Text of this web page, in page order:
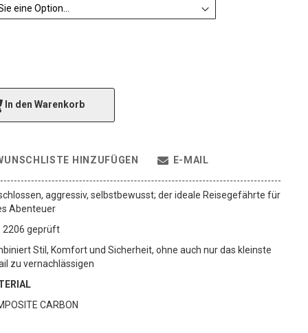
In den Warenkorb
HINZUFÜGEN E-MAIL
aggressiv, selbstbewusst; der ideale Reisegefährte für
Abenteuer
2206 geprüft
Stil, Komfort und Sicherheit, ohne auch nur das kleinste
zu vernachlässigen
CARBON